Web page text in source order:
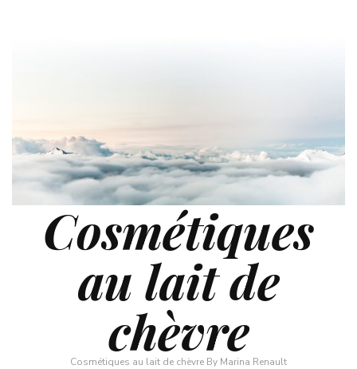
Cosmétiques
au lait de
chèvre
Cosmétiques au lait de chèvre By Marina Renault